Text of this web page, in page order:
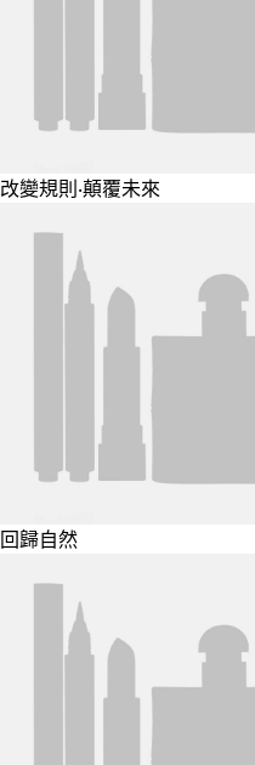
改變規則‧顛覆未來
回歸自然